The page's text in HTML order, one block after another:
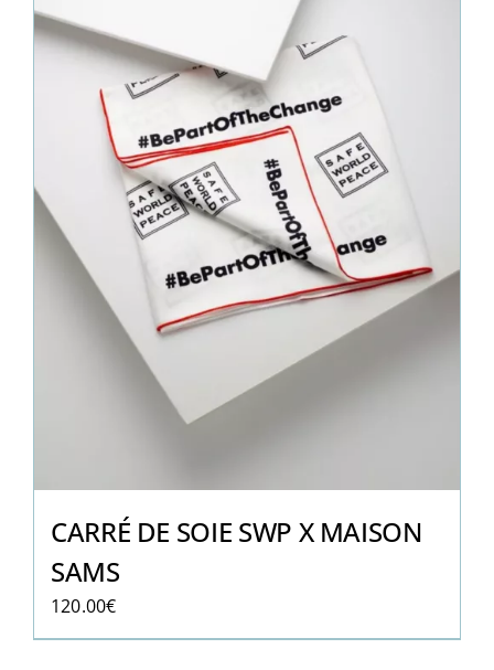
CARRÉ DE SOIE SWP X MAISON
SAMS
120.00€